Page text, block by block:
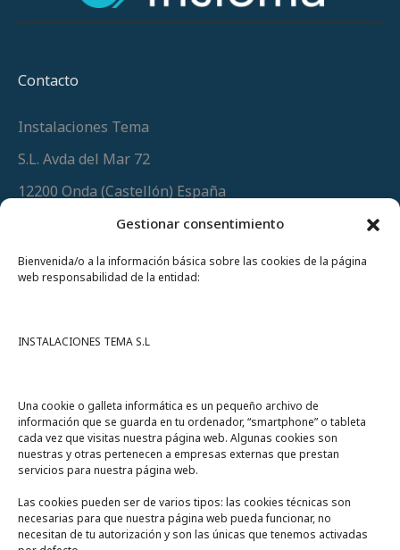
Gestionar consentimiento
Bienvenida/o a la información básica sobre las cookies de la página
web responsabilidad de la entidad:
INSTALACIONES TEMA S.L
Una cookie o galleta informática es un pequeño archivo de
información que se guarda en tu ordenador, “smartphone” o tableta
cada vez que visitas nuestra página web. Algunas cookies son
nuestras y otras pertenecen a empresas externas que prestan
servicios para nuestra página web.
Las cookies pueden ser de varios tipos: las cookies técnicas son
necesarias para que nuestra página web pueda funcionar, no
necesitan de tu autorización y son las únicas que tenemos activadas
Contacto
Instalaciones Tema
S.L. Avda del Mar 72
12200 Onda (Castellón) España
(+34) 964 60 34 34
Urgencias y whatsapp649 406 493
A un click